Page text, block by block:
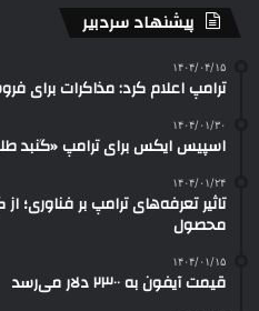
پیشنهاد سردبیر
۱۴۰۴/۰۴/۱۵
ترامپ اعلام کرد: مذاکرات برای
۱۴۰۴/۰۱/۳۰
اسپیس ایکس برای ترامپ «گنبد
۱۴۰۴/۰۱/۲۴
تاثیر تعرفه‌های ترامپ بر فناوری؛
محصول
۱۴۰۴/۰۱/۱۵
قیمت آیفون به ۲۳۰۰ دلار می‌رسد